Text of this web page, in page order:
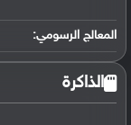
المعالج الرسومي:
الذاكرة